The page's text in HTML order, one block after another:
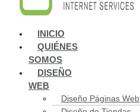
Main
Menu
INICIO
QUIÉNES
SOMOS
DISEÑO
WEB
Diseño Páginas Web